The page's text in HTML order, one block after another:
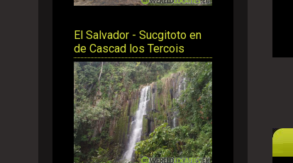
El Salvador - Sucgitoto en
de Cascad los Tercois